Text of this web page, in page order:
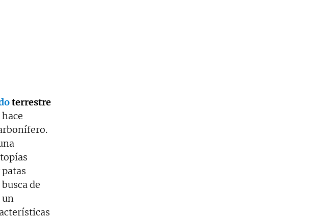
terrestre
de
un